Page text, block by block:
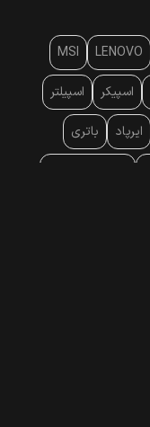
LENOVO
MSI
اسپیکر اسپیلتر
ایرپاد باتری